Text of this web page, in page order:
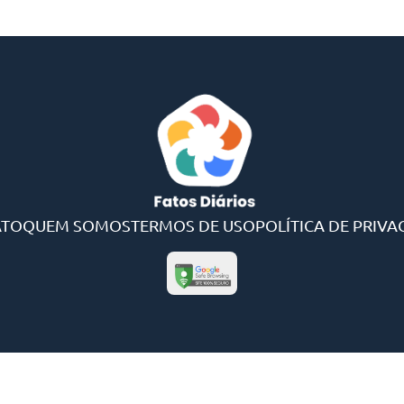
QUEM SOMOSTERMOS DE USOPOLÍTICA DE